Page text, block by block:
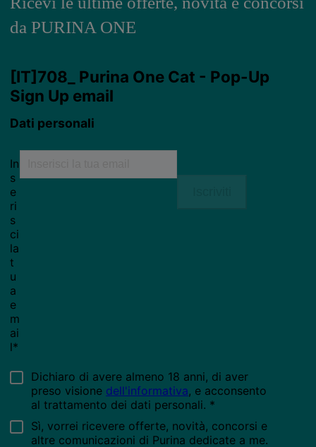
da PURINA ONE
For our partners
Netiquette